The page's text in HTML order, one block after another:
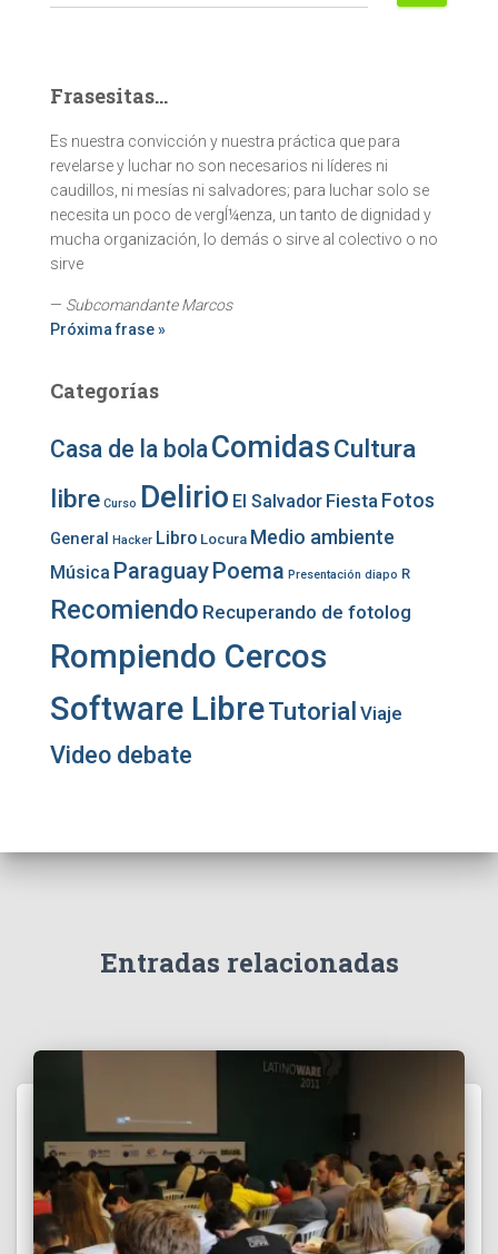
Frasesitas...
Es nuestra convicción y nuestra práctica que para
revelarse y luchar no son necesarios ni líderes ni
caudillos, ni mesías ni salvadores; para luchar solo se
necesita un poco de vergÍ¼enza, un tanto de dignidad y
mucha organización, lo demás o sirve al colectivo o no
sirve
— Subcomandante Marcos
Próxima frase »
Categorías
Casa de la bolaComidasCultura
libre Curso Delirio El Salvador Fiesta Fotos
General Hacker Libro Locura Medio ambiente
Música ParaguayPoema Presentación diapo R
Recomiendo Recuperando de fotolog
Rompiendo Cercos
Software LibreTutorial Viaje
Video debate
Entradas relacionadas